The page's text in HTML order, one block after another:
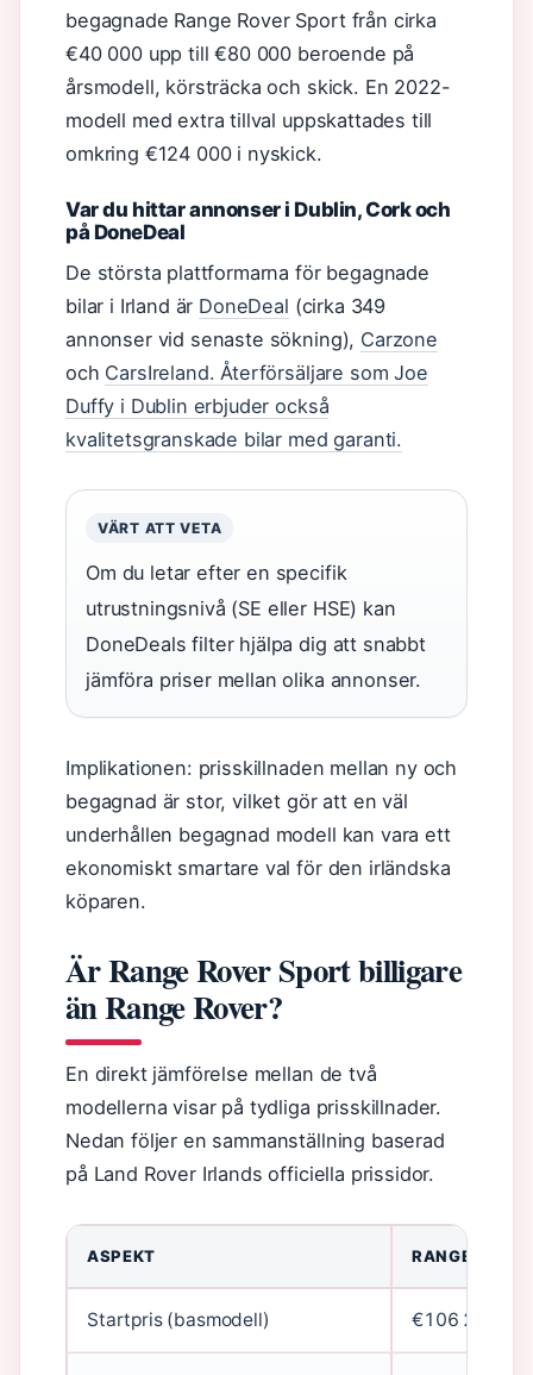
begagnade Range Rover Sport från cirka
€40 000 upp till €80 000 beroende på
årsmodell, körsträcka och skick. En 2022-
modell med extra tillval uppskattades till
omkring €124 000 i nyskick.
Var du hittar annonser i Dublin, Cork och
på DoneDeal
De största plattformarna för begagnade
bilar i Irland är DoneDeal (cirka 349
annonser vid senaste sökning), Carzone
och CarsIreland. Återförsäljare som Joe
Duffy i Dublin erbjuder också
kvalitetsgranskade bilar med garanti.
VÄRT ATT VETA
Om du letar efter en specifik
utrustningsnivå (SE eller HSE) kan
DoneDeals filter hjälpa dig att snabbt
jämföra priser mellan olika annonser.
Implikationen: prisskillnaden mellan ny och
begagnad är stor, vilket gör att en väl
underhållen begagnad modell kan vara ett
ekonomiskt smartare val för den irländska
köparen.
Är Range Rover Sport billigare
än Range Rover?
En direkt jämförelse mellan de två
modellerna visar på tydliga prisskillnader.
Nedan följer en sammanställning baserad
på Land Rover Irlands officiella prissidor.
ASPEKT RANGE
Startpris (basmodell) €106 250